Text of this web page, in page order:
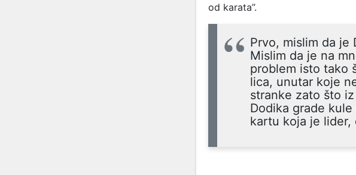
od karata”.
Prvo, mislim da
Mislim da je na
problem isto tako
lica, unutar koje
stranke zato što
Dodika grade
kartu koja je lider,